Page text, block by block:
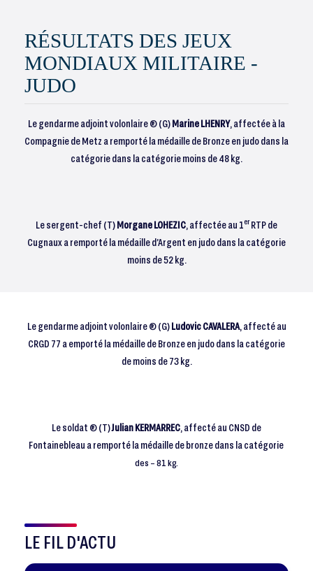
RÉSULTATS DES JEUX
MONDIAUX MILITAIRE -
JUDO
Le gendarme adjoint volonlaire ® (G)Marine LHENRY, affectée à la
Compagnie de Metz a remporté la médaille de Bronze en judo dans la
catégorie dans la catégorie moins de 48 kg.
Le sergent-chef (T)Morgane LOHEZIC, affectée au 1erRTP de
Cugnaux a remporté la médaille d’Argent en judo dans la catégorie
moins de 52 kg.
Le gendarme adjoint volonlaire ® (G)Ludovic CAVALERA, affecté au
CRGD 77 a emporté la médaille de Bronze en judo dans la catégorie
de moins de 73 kg.
Le soldat ® (T)Julian KERMARREC, affecté au CNSD de
Fontainebleau a remporté la médaille de bronze dans la catégorie
des – 81 kg.
LE FIL D'ACTU